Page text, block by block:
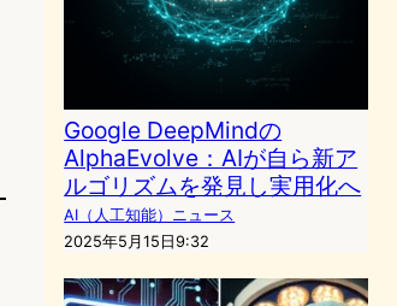
Google DeepMindの
AlphaEvolve：AIが自ら新ア
ルゴリズムを発見し実用化へ
AI（人工知能）ニュース
2025年5月15日9:32